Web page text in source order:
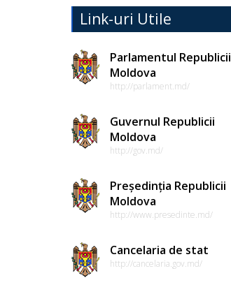
Link-uri Utile
Parlamentul Republicii
Moldova
http://parlament.md/
Guvernul Republicii
Moldova
http://gov.md/
Președinția Republicii
Moldova
http://www.presedinte.md/
Cancelaria de stat
http://cancelaria.gov.md/